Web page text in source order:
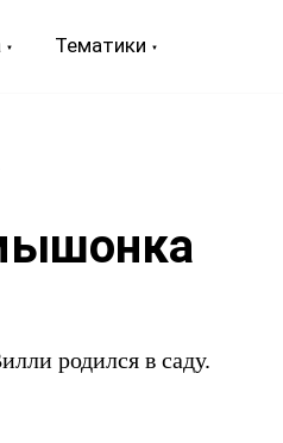
Тематики
родился в саду.